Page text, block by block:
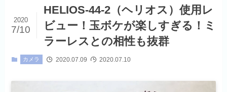
HELIOS-44-2（ヘリオス）使用レ
ビュー！玉ボケが楽しすぎる！ミ
ラーレスとの相性も抜群
2020
7/10
カメラ 2020.07.09 2020.07.10